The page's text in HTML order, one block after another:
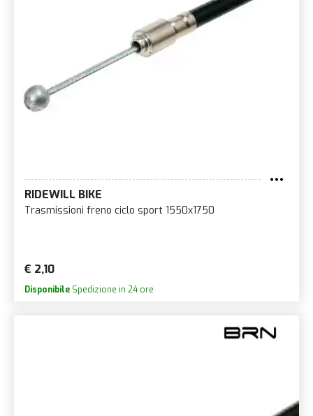
RIDEWILL BIKE
Trasmissioni freno ciclo sport 1550x1750
€ 2,10
Disponibile Spedizione in 24 ore